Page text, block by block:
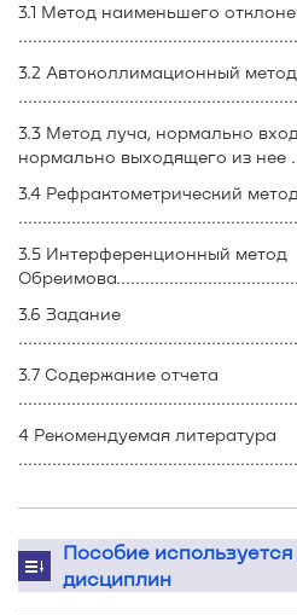
3.1 Метод наименьшего
3.2 Автоколлимационный метод
3.3 Метод луча, нормально
нормально выходящего из нее
3.4 Рефрактометрический метод
3.5 Интерференционный метод
3.6 Задание
3.7 Содержание отчета
4 Рекомендуемая литература
Пособие используется
дисциплин